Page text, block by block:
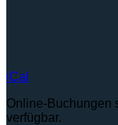
iCal
Online-Buchungen
verfügbar.